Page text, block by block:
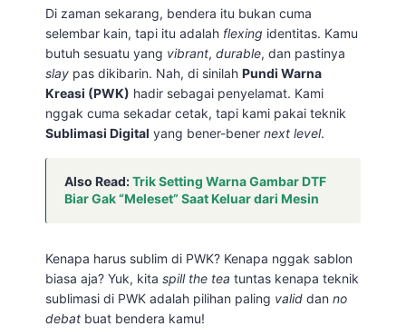
Di zaman sekarang, bendera itu bukan cuma
selembar kain, tapi itu adalah flexing identitas. Kamu
butuh sesuatu yang vibrant, durable, dan pastinya
slay pas dikibarin. Nah, di sinilah Pundi Warna
Kreasi (PWK) hadir sebagai penyelamat. Kami
nggak cuma sekadar cetak, tapi kami pakai teknik
Sublimasi Digital yang bener-bener next level.
Also Read:Trik Setting Warna Gambar DTF
Biar Gak “Meleset” Saat Keluar dari Mesin
Kenapa harus sublim di PWK? Kenapa nggak sablon
biasa aja? Yuk, kita spill the tea tuntas kenapa teknik
sublimasi di PWK adalah pilihan paling valid dan no
debat buat bendera kamu!